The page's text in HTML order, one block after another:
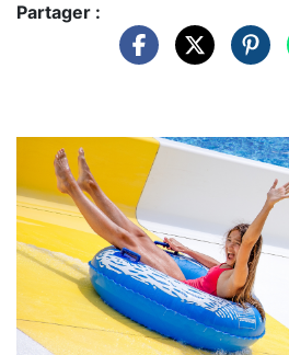
Partager :